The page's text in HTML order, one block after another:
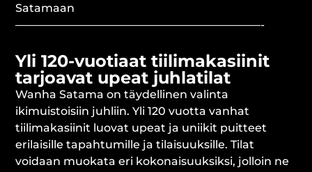
Satamaan
——————————————————————-
Yli 120-vuotiaat tiilimakasiinit
tarjoavat upeat juhlatilat
Wanha Satama on täydellinen valinta
ikimuistoisiin juhliin. Yli 120 vuotta vanhat
tiilimakasiinit luovat upeat ja uniikit puitteet
erilaisille tapahtumille ja tilaisuuksille. Tilat
voidaan muokata eri kokonaisuuksiksi, jolloin ne